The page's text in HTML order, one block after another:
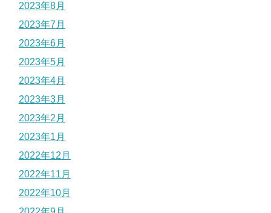
2023年8月
2023年7月
2023年6月
2023年5月
2023年4月
2023年3月
2023年2月
2023年1月
2022年12月
2022年11月
2022年10月